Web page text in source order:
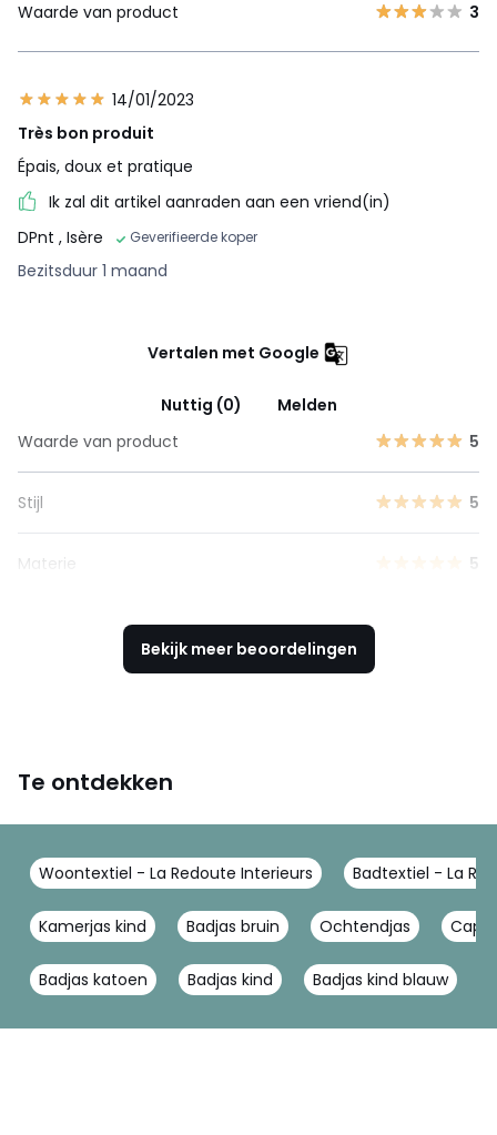
Waarde van product
3
14/01/2023
Très bon produit
Épais, doux et pratique
Ik zal dit artikel aanraden aan een vriend(in)
DPnt , Isère Geverifieerde koper
Bezitsduur 1 maand
Vertalen met Google
Nuttig (0)
Melden
Waarde van product
5
Stijl 5
Materie 5
Bekijk meer beoordelingen
Te ontdekken
Woontextiel - La Redoute Interieurs Badtextiel - La
Kamerjas kind Badjas bruin Ochtendjas Cape
Badjas katoen Badjas kind Badjas kind blauw